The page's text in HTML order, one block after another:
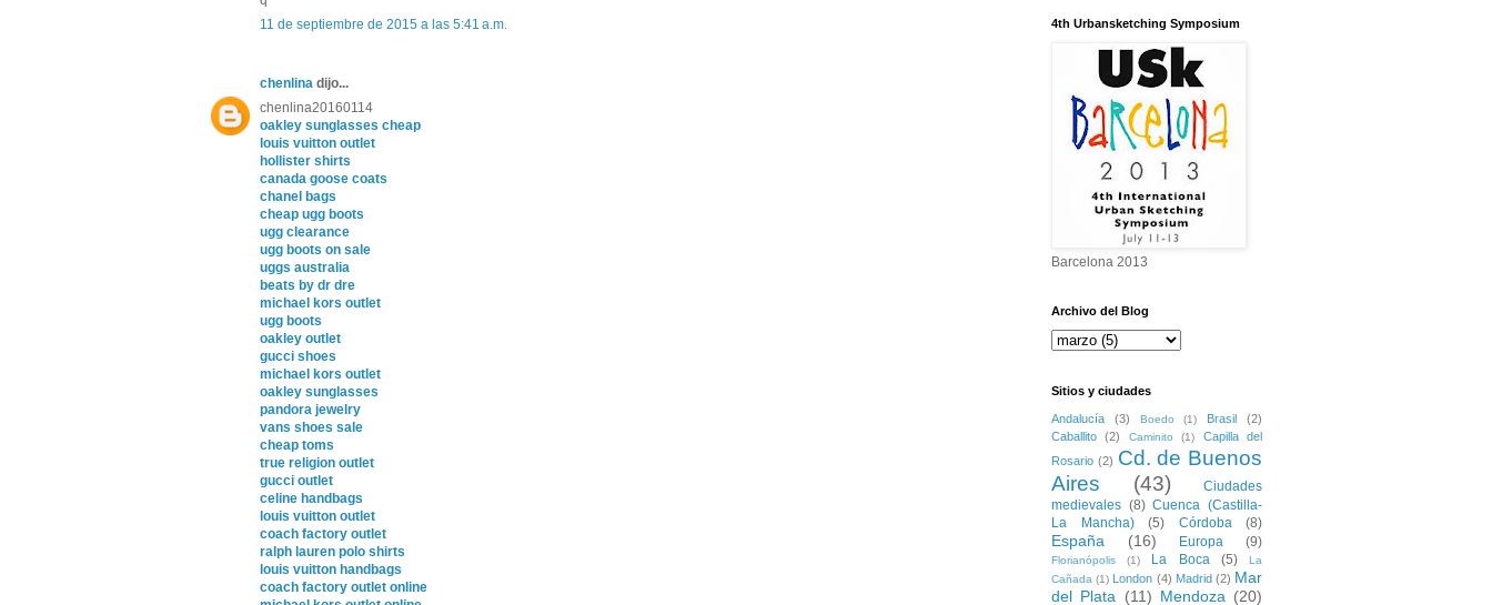
11 de septiembre de 2015 a las 5:41 a.m.
chenlina dijo...
chenlina20160114
oakley sunglasses cheap
louis vuitton outlet
hollister shirts
canada goose coats
chanel bags
cheap ugg boots
ugg clearance
ugg boots on sale
uggs australia
beats by dr dre
michael kors outlet
ugg boots
oakley outlet
gucci shoes
michael kors outlet
oakley sunglasses
pandora jewelry
vans shoes sale
cheap toms
true religion outlet
gucci outlet
celine handbags
louis vuitton outlet
coach factory outlet
ralph lauren polo shirts
louis vuitton handbags
coach factory outlet online
4th Urbansketching Symposium
Barcelona 2013
Archivo del Blog
Sitios y ciudades
Andalucía (3) Boedo (1) Brasil
(2)
Caballito
(2) Caminito (1)
Capilla del
Rosario (2) Cd. de Buenos
Aires
(43)
Ciudades
medievales (8) Cuenca (Castilla-
La Mancha)
(5) Córdoba (8)
España (16) Europa (9)
Florianópolis (1) La Boca (5)
La
Cañada (1) London (4) Madrid (2) Mar
del Plata (11) Mendoza (20)